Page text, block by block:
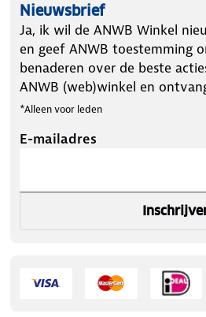
Nieuwsbrief
Ja, ik wil de ANWB Winkel
en geef ANWB toestemming
benaderen over de beste
ANWB (web)winkel en
*Alleen voor leden
E-mailadres